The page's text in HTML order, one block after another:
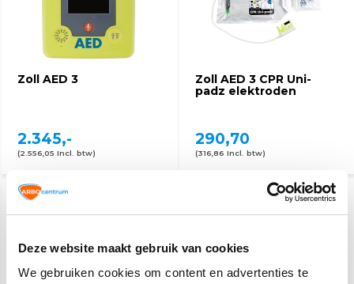
Deze website maakt gebruik van cookies
We gebruiken cookies om content en advertenties te
Zoll AED 3
2.345,-
(2.556,05 Incl. btw)
Zoll AED 3 CPR Uni-
padz elektroden
290,70
(316,86 Incl. btw)